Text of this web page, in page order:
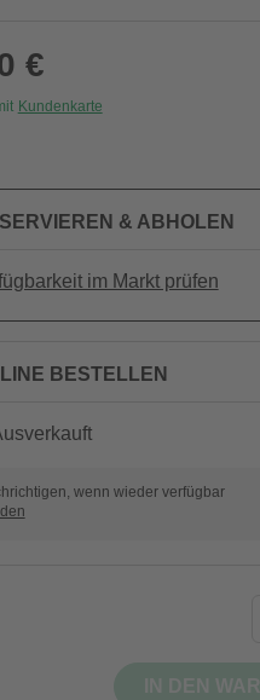
€
Kundenkarte
& ABHOLEN
im Markt prüfen
BESTELLEN
wenn wieder verfügbar